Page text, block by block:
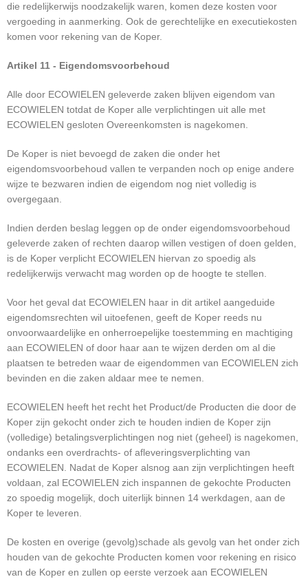
die redelijkerwijs noodzakelijk waren, komen deze kosten voor
vergoeding in aanmerking. Ook de gerechtelijke en executiekosten
komen voor rekening van de Koper.
Artikel 11 - Eigendomsvoorbehoud
Alle door ECOWIELEN geleverde zaken blijven eigendom van
ECOWIELEN totdat de Koper alle verplichtingen uit alle met
ECOWIELEN gesloten Overeenkomsten is nagekomen.
De Koper is niet bevoegd de zaken die onder het
eigendomsvoorbehoud vallen te verpanden noch op enige andere
wijze te bezwaren indien de eigendom nog niet volledig is
overgegaan.
Indien derden beslag leggen op de onder eigendomsvoorbehoud
geleverde zaken of rechten daarop willen vestigen of doen gelden,
is de Koper verplicht ECOWIELEN hiervan zo spoedig als
redelijkerwijs verwacht mag worden op de hoogte te stellen.
Voor het geval dat ECOWIELEN haar in dit artikel aangeduide
eigendomsrechten wil uitoefenen, geeft de Koper reeds nu
onvoorwaardelijke en onherroepelijke toestemming en machtiging
aan ECOWIELEN of door haar aan te wijzen derden om al die
plaatsen te betreden waar de eigendommen van ECOWIELEN zich
bevinden en die zaken aldaar mee te nemen.
ECOWIELEN heeft het recht het Product/de Producten die door de
Koper zijn gekocht onder zich te houden indien de Koper zijn
(volledige) betalingsverplichtingen nog niet (geheel) is nagekomen,
ondanks een overdrachts- of afleveringsverplichting van
ECOWIELEN. Nadat de Koper alsnog aan zijn verplichtingen heeft
voldaan, zal ECOWIELEN zich inspannen de gekochte Producten
zo spoedig mogelijk, doch uiterlijk binnen 14 werkdagen, aan de
Koper te leveren.
De kosten en overige (gevolg)schade als gevolg van het onder zich
houden van de gekochte Producten komen voor rekening en risico
van de Koper en zullen op eerste verzoek aan ECOWIELEN